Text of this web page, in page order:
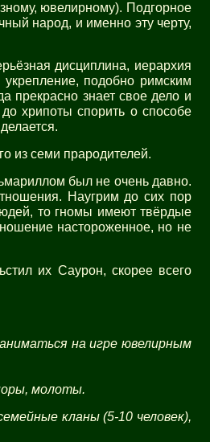
ювелирному). Подгорное
народ, и именно эту черту,
дисциплина, иерархия
подобно римским
прекрасно знает свое дело и
хрипоты спорить о способе
из семи прародителей.
был не очень давно.
Наугрим до сих пор
то гномы имеют твёрдые
настороженное, но не
их Саурон, скорее всего
на игре ювелирным
молоты.
кланы (5-10 человек),